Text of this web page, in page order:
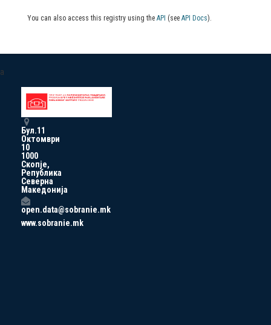
You can also access this registry using the API (see API Docs).
a
Бул.11
Октомври
10
1000
Скопје,
Република
Северна
Македонија
open.data@sobranie.mk
www.sobranie.mk